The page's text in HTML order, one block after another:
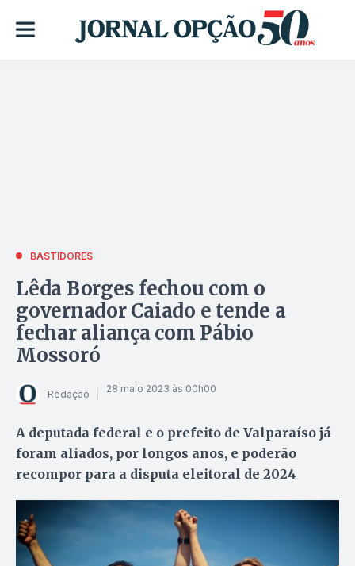
BASTIDORES
Lêda Borges fechou com o
governador Caiado e tende a
fechar aliança com Pábio
Mossoró
Redação 28 maio 2023 às 00h00
A deputada federal e o prefeito de Valparaíso já
foram aliados, por longos anos, e poderão
recompor para a disputa eleitoral de 2024